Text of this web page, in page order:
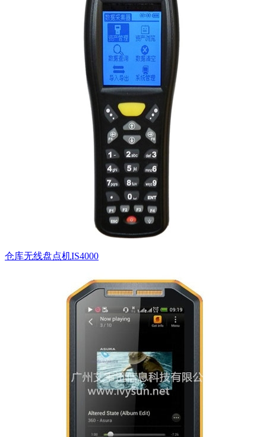
仓库无线盘点机IS4000